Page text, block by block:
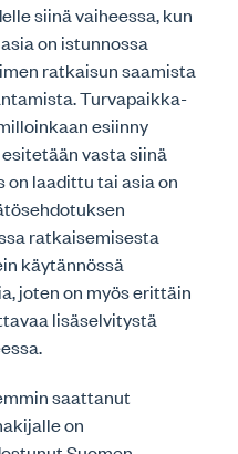
siinä vaiheessa, kun
on istunnossa
ratkaisun saamista
Turvapaikka-
esiinny
vasta siinä
on laadittu tai asia on
ratkaisemisesta
käytännössä
joten on myös erittäin
lisäselvitystä
saattanut
on